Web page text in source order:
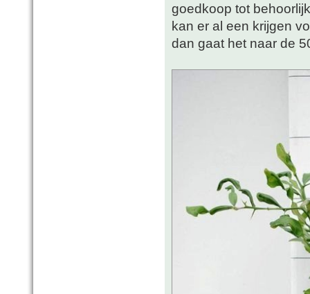
goedkoop tot
kan er al een krijgen
dan gaat het naar de